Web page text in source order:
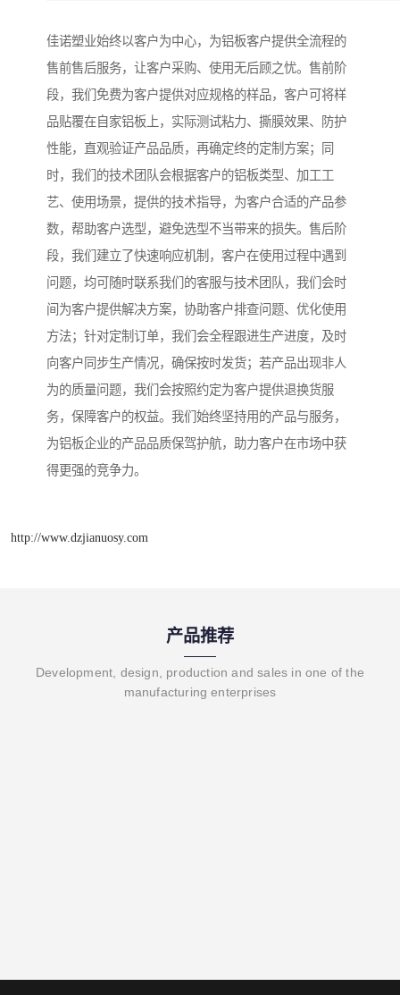
佳诺塑业始终以客户为中心，为铝板客户提供全流程的
售前售后服务，让客户采购、使用无后顾之忧。售前阶
段，我们免费为客户提供对应规格的样品，客户可将样
品贴覆在自家铝板上，实际测试粘力、撕膜效果、防护
性能，直观验证产品品质，再确定终的定制方案；同
时，我们的技术团队会根据客户的铝板类型、加工工
艺、使用场景，提供的技术指导，为客户合适的产品参
数，帮助客户选型，避免选型不当带来的损失。售后阶
段，我们建立了快速响应机制，客户在使用过程中遇到
问题，均可随时联系我们的客服与技术团队，我们会时
间为客户提供解决方案，协助客户排查问题、优化使用
方法；针对定制订单，我们会全程跟进生产进度，及时
向客户同步生产情况，确保按时发货；若产品出现非人
为的质量问题，我们会按照约定为客户提供退换货服
务，保障客户的权益。我们始终坚持用的产品与服务，
为铝板企业的产品品质保驾护航，助力客户在市场中获
得更强的竞争力。
http://www.dzjianuosy.com
产品推荐
Development, design, production and sales in one of the
manufacturing enterprises